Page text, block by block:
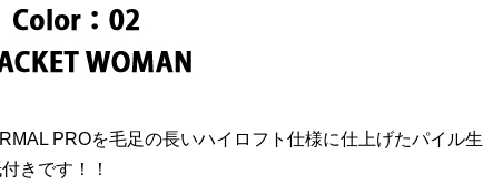
PROを毛足の長いハイロフト仕様に仕上げたパイル生
きです！！